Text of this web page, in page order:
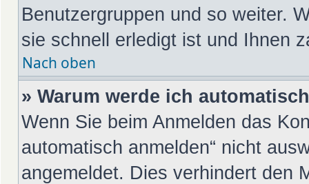
Benutzergruppen und so weiter.
sie schnell erledigt ist und Ihnen
Nach oben
» Warum werde ich
Wenn Sie beim Anmelden das
automatisch anmelden“ nicht
angemeldet. Dies verhindert den